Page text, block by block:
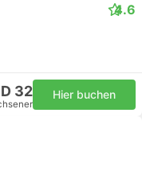
4.6
32 Hier buchen